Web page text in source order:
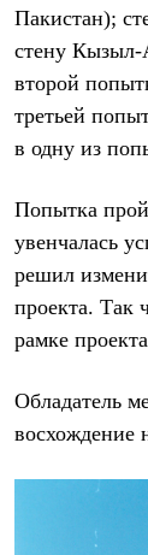
Лёгкая одежда
Футболки
Толстовки
Термобелье
Теплое
Флисовая
Куртки
Детская одежда
Утепленная
Куртки
Утепленная
Куртки
Лёгкая одежда
Пакистан);
стену
второй
третьей
в одну из
Попытка
увенчалась
решил
проекта. Так
рамке
Обладатель
восхождение